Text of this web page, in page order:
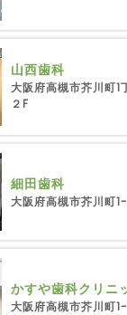
山西歯科
大阪府高槻市芥川町
２F
細田歯科
大阪府高槻市芥川町
かすや歯科クリニ
大阪府高槻市芥川町